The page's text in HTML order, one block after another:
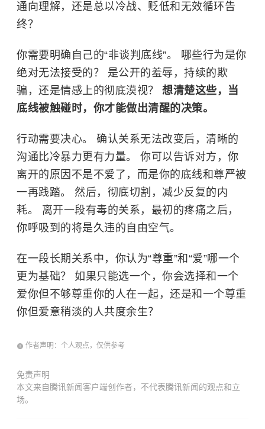
通向理解，还是总以冷战、贬低和无效循环告
终？
你需要明确自己的“非谈判底线”。 哪些行为是你
绝对无法接受的？ 是公开的羞辱，持续的欺
骗，还是情感上的彻底漠视？ 想清楚这些，当
底线被触碰时，你才能做出清醒的决策。
行动需要决心。 确认关系无法改变后，清晰的
沟通比冷暴力更有力量。 你可以告诉对方，你
离开的原因不是不爱了，而是你的底线和尊严被
一再践踏。 然后，彻底切割，减少反复的内
耗。 离开一段有毒的关系，最初的疼痛之后，
你呼吸到的将是久违的自由空气。
在一段长期关系中，你认为“尊重”和“爱”哪一个
更为基础？ 如果只能选一个，你会选择和一个
爱你但不够尊重你的人在一起，还是和一个尊重
你但爱意稍淡的人共度余生？
作者声明：个人观点，仅供参考
免责声明
本文来自腾讯新闻客户端创作者，不代表腾讯新闻的观点和立
场。